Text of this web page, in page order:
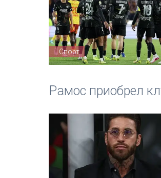
Спорт
Рамос приобрел